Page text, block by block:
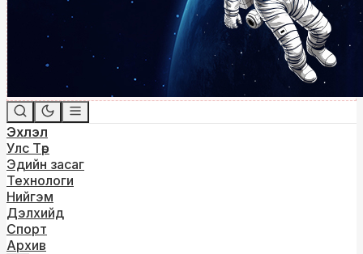
Эхлэл
Улс Төр
Эдийн засаг
Технологи
Нийгэм
Дэлхийд
Спорт
Архив